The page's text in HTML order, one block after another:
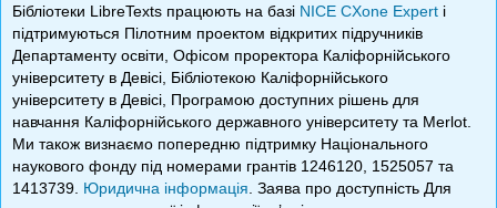
Бібліотеки LibreTexts працюють на базі NICE CXone Expert і
підтримуються Пілотним проектом відкритих підручників
Департаменту освіти, Офісом проректора Каліфорнійського
університету в Девісі, Бібліотекою Каліфорнійського
університету в Девісі, Програмою доступних рішень для
навчання Каліфорнійського державного університету та Merlot.
Ми також визнаємо попередню підтримку Національного
наукового фонду під номерами грантів 1246120, 1525057 та
1413739. Юридична інформація . Заява про доступність Для